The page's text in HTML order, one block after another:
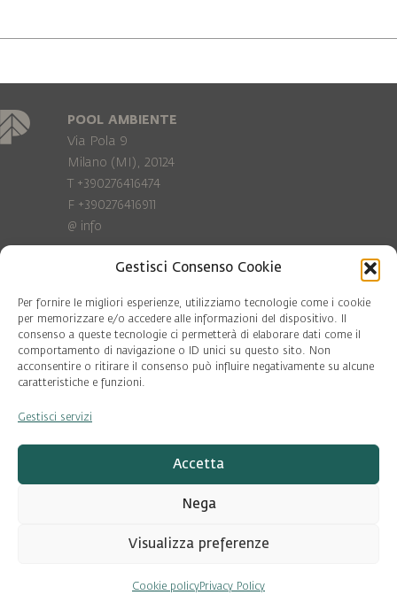
Gestisci Consenso Cookie
Per fornire le migliori esperienze, utilizziamo tecnologie come i cookie
per memorizzare e/o accedere alle informazioni del dispositivo. Il
consenso a queste tecnologie ci permetterà di elaborare dati come il
comportamento di navigazione o ID unici su questo sito. Non
acconsentire o ritirare il consenso può influire negativamente su alcune
caratteristiche e funzioni.
Gestisci servizi
Accetta
Nega
Visualizza preferenze
Cookie policyPrivacy Policy
POOL AMBIENTE
Via Pola 9
Milano (MI), 20124
T +390276416474
F +390276416911
@ info
Privacy Policy
Cookie policy
COD. FISC. 97081560159
P.IVA 06375640965
© Pool Ambiente 2026
DESIGN & DEVELOPMENT by